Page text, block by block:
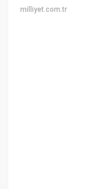
milliyet.com.tr